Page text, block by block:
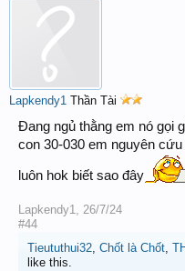
Lapkendy1 Thần Tài
Đang ngủ thằng em nó gọi
con 30-030 em nguyên
luôn hok biết sao đây
Lapkendy1, 26/7/24
#44
Tieututhui32, Chốt là Chốt,
like this.